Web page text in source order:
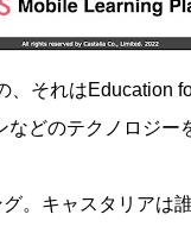
、それはEducation
などのテクノロジー
。キャスタリアは